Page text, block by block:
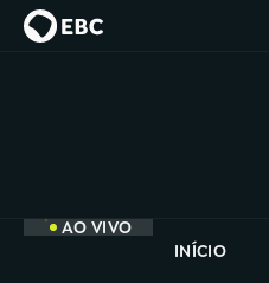
AO VIVO
INÍCIO